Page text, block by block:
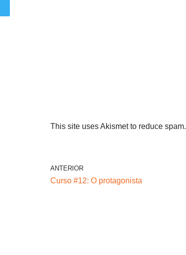
This site uses Akismet to reduce spam.
ANTERIOR
Curso #12: O protagonista